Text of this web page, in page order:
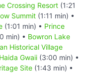
Crossing Resort (1:21
Summit (1:11 min) •
(1:01 min) • Prince
min) • Bowron Lake
Historical Village
Haida Gwaii (3:00 min) •
Site (1:43 min) •